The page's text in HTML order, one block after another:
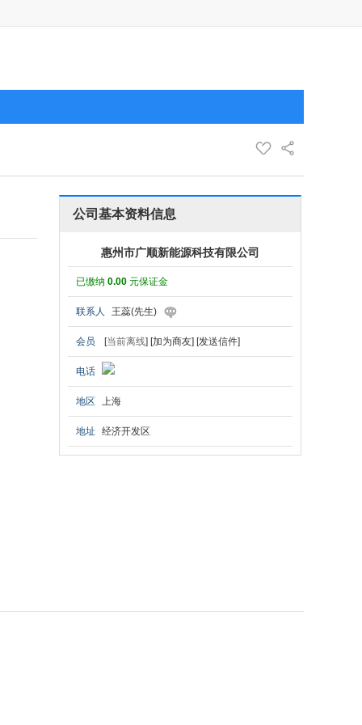
公司基本资料信息
惠州市广顺新能源科技有限公司
已缴纳 0.00 元保证金
联系人 王蕊(先生)
会员 [当前离线] [加为商友] [发送信件]
电话
地区 上海
地址 经济开发区